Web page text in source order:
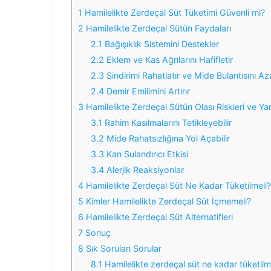
1 Hamilelikte Zerdeçal Süt Tüketimi Güvenli mi?
2 Hamilelikte Zerdeçal Sütün Faydaları
2.1 Bağışıklık Sistemini Destekler
2.2 Eklem ve Kas Ağrılarını Hafifletir
2.3 Sindirimi Rahatlatır ve Mide Bulantısını
2.4 Demir Emilimini Artırır
3 Hamilelikte Zerdeçal Sütün Olası Riskleri ve
3.1 Rahim Kasılmalarını Tetikleyebilir
3.2 Mide Rahatsızlığına Yol Açabilir
3.3 Kan Sulandırıcı Etkisi
3.4 Alerjik Reaksiyonlar
4 Hamilelikte Zerdeçal Süt Ne Kadar Tüketilmeli?
5 Kimler Hamilelikte Zerdeçal Süt İçmemeli?
6 Hamilelikte Zerdeçal Süt Alternatifleri
7 Sonuç
8 Sık Sorulan Sorular
8.1 Hamilelikte zerdeçal süt ne kadar